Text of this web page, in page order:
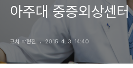
아주대 중증외상센
만나다 by퍼스널브
코치 박현진 2015. 4. 3. 14:40